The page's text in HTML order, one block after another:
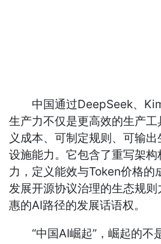
中国通过DeepSeek、
生产力不仅是更高效的生产
义成本、可制定规则、可输
设施能力。它包含了重写架构
力，定义能效与Token价格的
发展开源协议治理的生态规
惠的AI路径的发展话语权。
“中国AI崛起”，崛起的不